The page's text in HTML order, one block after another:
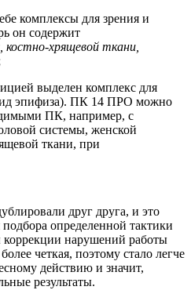
комплексы для зрения и
он содержит
костно-хрящевой ткани,
выделен комплекс для
эпифиза). ПК 14 ПРО можно
ПК, например, с
системы, женской
ткани, при
друг друга, и это
определенной тактики
нарушений работы
четкая, поэтому стало легче
действию и значит,
результаты.